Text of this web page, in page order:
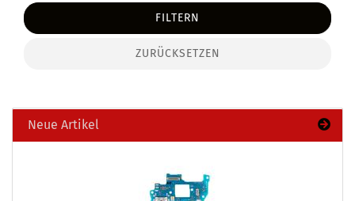
FILTERN
ZURÜCKSETZEN
Neue Artikel